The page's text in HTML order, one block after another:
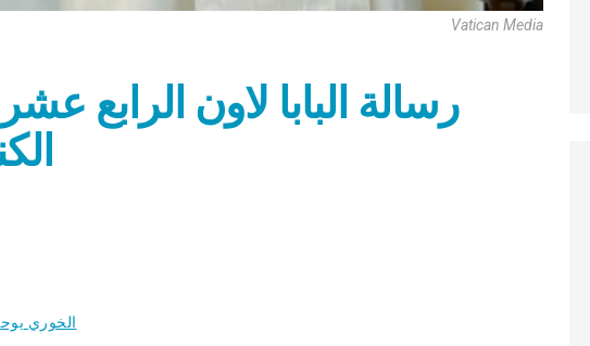
Vatican Media
رسالة البابا لاون الرابع
الخوري